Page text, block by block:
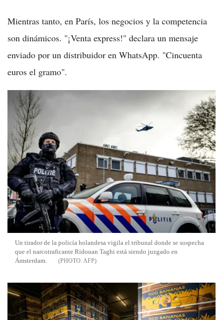
Mientras tanto, en París, los negocios y la competencia
son dinámicos. "¡Venta express!" declara un mensaje
enviado por un distribuidor en WhatsApp. "Cincuenta
euros el gramo".
Un tirador de la policía holandesa vigila el tribunal donde se sospecha
que el narcotraficante Ridouan Taghi está siendo juzgado en
Ámsterdam.
AFP